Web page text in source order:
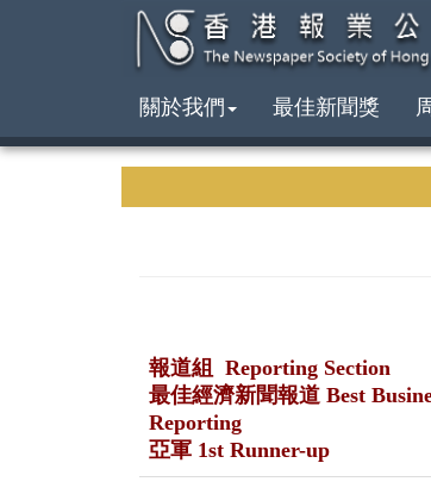
關於我們 最佳新聞獎
報道組 Reporting Section
最佳經濟新聞報道 Best
Reporting
亞軍 1st Runner-up